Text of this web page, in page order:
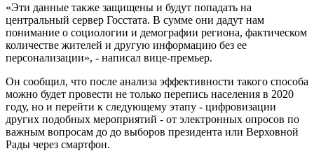
«Эти данные также защищены и будут попадать на
центральный сервер Госстата. В сумме они дадут нам
понимание о социологии и демографии региона, фактическом
количестве жителей и другую информацию без ее
персонализации», - написал вице-премьер.
Он сообщил, что после анализа эффективности такого способа
можно будет провести не только перепись населения в 2020
году, но и перейти к следующему этапу - цифровизации
других подобных мероприятий - от электронных опросов по
важным вопросам до до выборов президента или Верховной
Рады через смартфон.